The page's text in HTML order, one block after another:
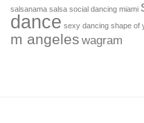
salsanama salsa social dancing miami
dance sexy dancing shape of
m angeles wagram